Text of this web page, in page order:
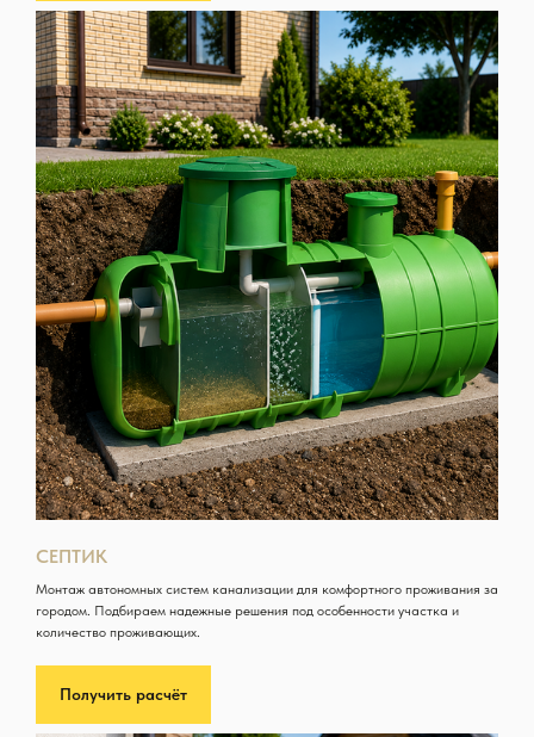
СЕПТИК
Монтаж автономных систем канализации для комфортного проживания за
городом. Подбираем надежные решения под особенности участка и
количество проживающих.
Получить расчёт